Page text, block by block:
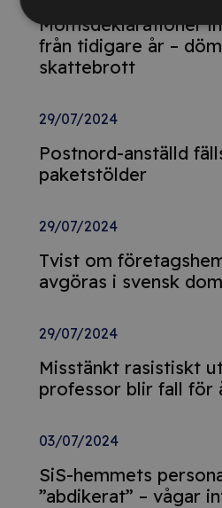
Momsdeklarationer
från tidigare år –
skattebrott
29/07/2024
Postnord-anställd
paketstölder
29/07/2024
Tvist om
avgöras i svensk
29/07/2024
Misstänkt rasistiskt
professor blir fall för
03/07/2024
SiS-hemmets
”abdikerat” – vågar